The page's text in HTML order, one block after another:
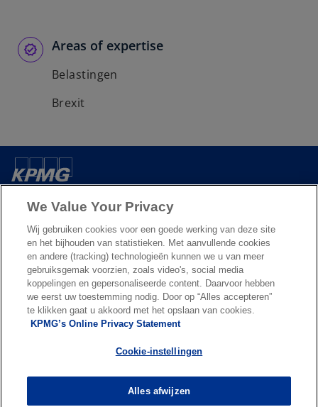
w
Areas of expertise
Belastingen
Brexit
Over ons
Nieuws & Media
Diensten
o
p
e
s
i
o
e
s
Privacy & cookies Accessibility
© 2026 KPMG N.V., een naamloze vennootschap en lid van het KPMG-
netwerk van zelfstandige ondernemingen die verbonden zijn aan
We Value Your Privacy
Wij gebruiken cookies voor een goede werking van deze site
en het bijhouden van statistieken. Met aanvullende cookies
en andere (tracking) technologieën kunnen we u van meer
gebruiksgemak voorzien, zoals video's, social media
koppelingen en gepersonaliseerde content. Daarvoor hebben
we eerst uw toestemming nodig. Door op “Alles accepteren”
te klikken gaat u akkoord met het opslaan van cookies.
KPMG’s Online Privacy Statement
Cookie-instellingen
Alles afwijzen